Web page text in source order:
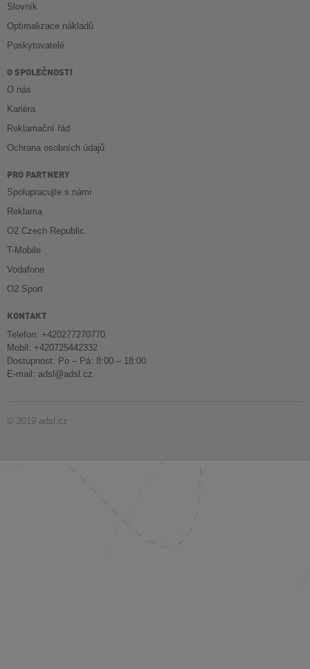
Slovník
Optimalizace nákladů
Poskytovatelé
O SPOLEČNOSTI
O nás
Kariéra
Reklamační řád
Ochrana osobních údajů
PRO PARTNERY
Spolupracujte s námi
Reklama
O2 Czech Republic
T-Mobile
Vodafone
O2 Sport
KONTAKT
Telefon: +420277270770
Mobil: +420725442332
Dostupnost: Po – Pá: 8:00 – 18:00
E-mail: adsl@adsl.cz
© 2019 adsl.cz